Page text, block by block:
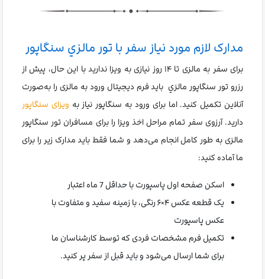
مدارک لازم مورد نیاز سفر با تور مالزي سنگاپور
برای سفر به مالزی تا ۱۴ روز نیازی به ویزا ندارید با این حال، پیش از
رزرو تور سنگاپور مالزي باید فرم دیجیتال ورود به مالزی را به‌صورت
آنلاین تکمیل کنید. اما برای ورود به سنگاپور نیاز به ویزای سنگاپور
دارید. آرزوی سفر تمام مراحل اخذ ویزا را برای مسافران تور سنگاپور
مالزی به طور کامل انجام می‌دهد و شما فقط باید مدارک زیر را برای
ما آماده کنید:
اسکن صفحه اول پاسپورت با حداقل 7 ماه اعتبار
یک قطعه عکس ۴×۶ رنگی، با زمینه سفید و متفاوت با
عکس پاسپورت
تکمیل فرم مشخصات فردی که توسط کارشناسان ما
برای شما ارسال می‌شود و باید قبل از سفر پر کنید.